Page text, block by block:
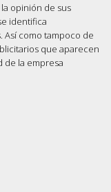
opinión de sus
identifica
Así como tampoco de
que aparecen
de la empresa